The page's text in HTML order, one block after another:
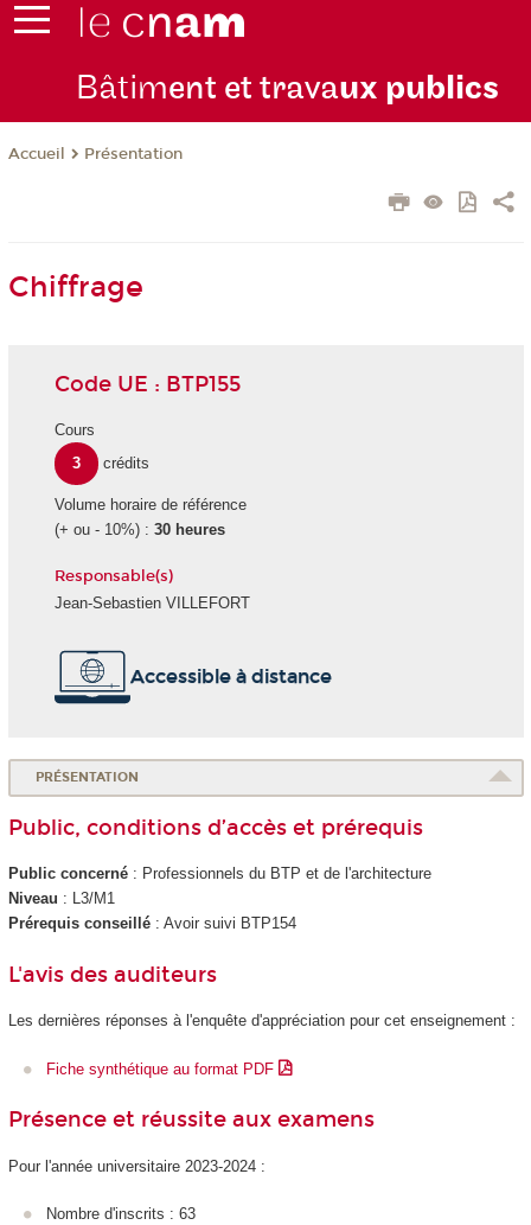
Bâtiment et travaux publics
Accueil Présentation
Chiffrage
Code UE : BTP155
Cours
3
crédits
Volume horaire de référence
(+ ou - 10%) : 30 heures
Responsable(s)
Jean-Sebastien VILLEFORT
Accessible à distance
PRÉSENTATION
Public, conditions d’accès et prérequis
Public concerné : Professionnels du BTP et de l'architecture
Niveau : L3/M1
Prérequis conseillé : Avoir suivi BTP154
L'avis des auditeurs
Les dernières réponses à l'enquête d'appréciation pour cet enseignement :
Fiche synthétique au format PDF
Présence et réussite aux examens
Pour l'année universitaire 2023-2024 :
Nombre d'inscrits : 63